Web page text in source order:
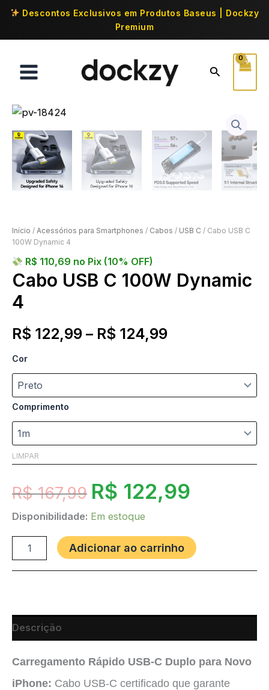
Descontos Exclusivos em Produtos Baseus | Dockzy
Premium
Início / Acessórios para Smartphones / Cabos / USB C / Cabo USB C
100W Dynamic 4
R$ 110,69 no Pix (10% OFF)
Cabo USB C 100W Dynamic
4
R$ 122,99 – R$ 124,99
Cor
Comprimento
LIMPAR
R$167,99 R$ 122,99
Disponibilidade: Em estoque
Adicionar ao carrinho
Descrição
Carregamento Rápido USB-C Duplo para Novo
iPhone: Cabo USB-C certificado que garante